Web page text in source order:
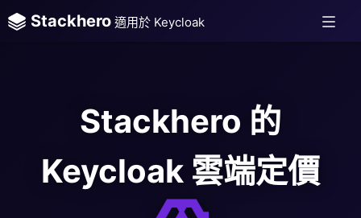
Stackhero 適用於 Keycloak
Stackhero 的
Keycloak 雲端定價